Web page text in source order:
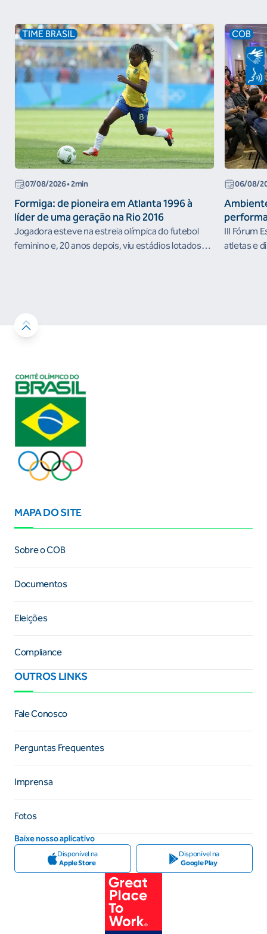
TIME BRASIL
07/08/2026• 2min
Formiga: de pioneira em Atlanta 1996 à
líder de uma geração na Rio 2016
Jogadora esteve na estreia olímpica do futebol
feminino e, 20 anos depois, viu estádios lotados
COB
06/08/
III Fórum
atletas e
MAPA DO SITE
Sobre o COB
Documentos
Eleições
Compliance
OUTROS LINKS
Fale Conosco
Perguntas Frequentes
Imprensa
Fotos
Baixe nosso aplicativo
Disponível na
Apple Store
Disponível na
Google Play